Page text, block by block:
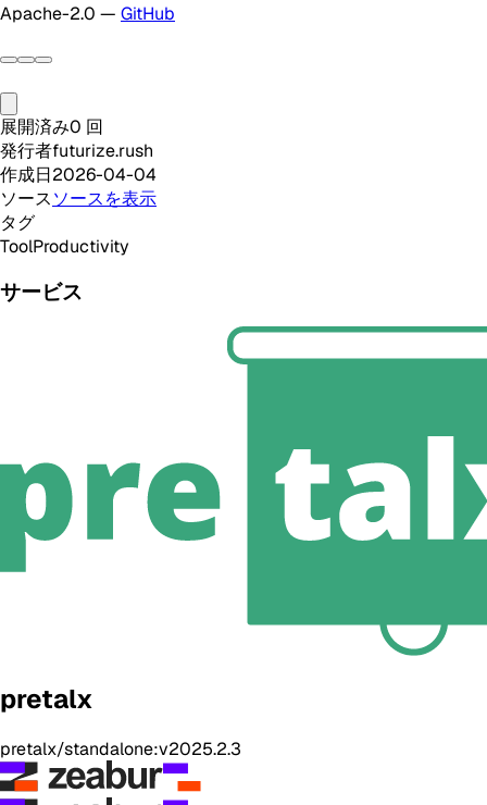
Apache-2.0 — GitHub
展開済み0 回
発行者futurize.rush
作成日2026-04-04
ソースソースを表示
タグ
ToolProductivity
サービス
pretalx
pretalx/standalone:v2025.2.3